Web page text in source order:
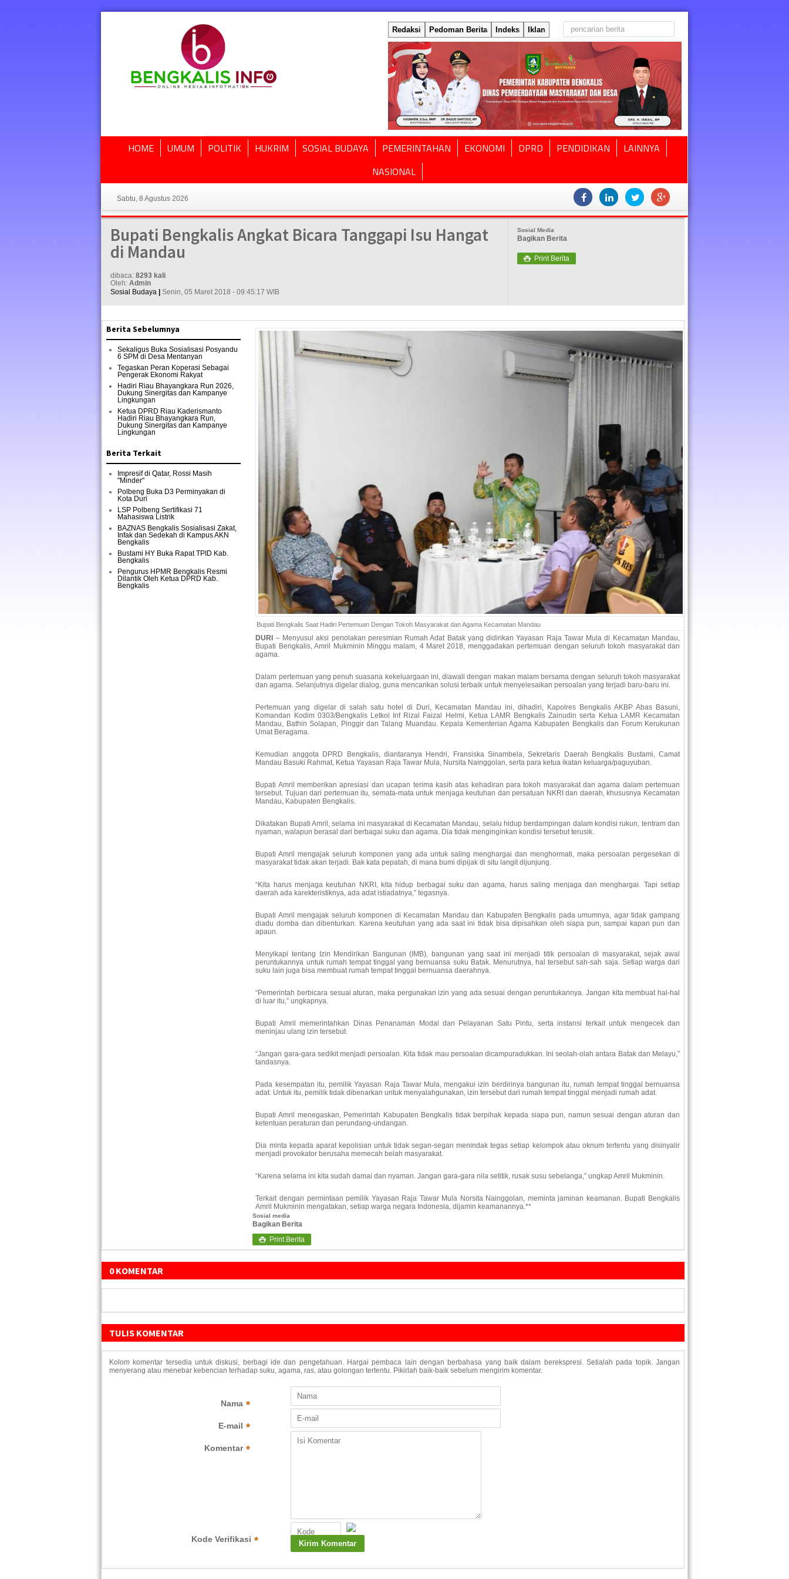
Redaksi Pedoman Berita Indeks Iklan
HOME UMUM POLITIK HUKRIM SOSIAL BUDAYA PEMERINTAHAN EKONOMI DPRD PENDIDIKAN
LAINNYA
NASIONAL
Sabtu, 8 Agustus 2026
Sosial Media
Bagikan Berita
 Print Berita
Bupati Bengkalis Angkat Bicara Tanggapi Isu Hangat
di Mandau
dibaca: 8293 kali
Oleh: Admin
Sosial Budaya
Senin, 05 Maret 2018 - 09:45:17 WIB
Berita Sebelumnya
Sekaligus Buka Sosialisasi Posyandu
6 SPM di Desa Mentanyan
Tegaskan Peran Koperasi Sebagai
Pengerak Ekonomi Rakyat
Hadiri Riau Bhayangkara Run 2026,
Dukung Sinergitas dan Kampanye
Lingkungan
Ketua DPRD Riau Kaderismanto
Hadiri Riau Bhayangkara Run,
Dukung Sinergitas dan Kampanye
Lingkungan
Berita Terkait
Impresif di Qatar, Rossi Masih
"Minder"
Polbeng Buka D3 Perminyakan di
Kota Duri
LSP Polbeng Sertifikasi 71
Mahasiswa Listrik
BAZNAS Bengkalis Sosialisasi Zakat,
Infak dan Sedekah di Kampus AKN
Bengkalis
Bustami HY Buka Rapat TPID Kab.
Bengkalis
Pengurus HPMR Bengkalis Resmi
Dilantik Oleh Ketua DPRD Kab.
Bengkalis
Bupati Bengkalis Saat Hadiri Pertemuan Dengan Tokoh Masyarakat dan Agama Kecamatan Mandau
DURI
– Menyusul aksi penolakan peresmian Rumah Adat Batak yang didirikan Yayasan Raja Tawar Mula di Kecamatan Mandau,
Bupati Bengkalis, Amril Mukminin Minggu malam, 4 Maret 2018, menggadakan pertemuan dengan seluruh tokoh masyarakat dan
agama.
Dalam pertemuan yang penuh suasana kekeluargaan ini, diawali dengan makan malam bersama dengan seluruh tokoh masyarakat
dan agama. Selanjutnya digelar dialog, guna mencarikan solusi terbaik untuk menyelesaikan persoalan yang terjadi baru-baru ini.
Pertemuan yang digelar di salah satu hotel di Duri, Kecamatan Mandau ini, dihadiri, Kapolres Bengkalis AKBP Abas Basuni,
Komandan Kodim 0303/Bengkalis Letkol Inf Rizal Faizal Helmi, Ketua LAMR Bengkalis Zainudin serta Ketua LAMR Kecamatan
Mandau, Bathin Solapan, Pinggir dan Talang Muandau. Kepala Kementerian Agama Kabupaten Bengkalis dan Forum Kerukunan
Umat Beragama.
Kemudian anggota DPRD Bengkalis, diantaranya Hendri, Fransiska Sinambela, Sekretaris Daerah Bengkalis Bustami, Camat
Mandau Basuki Rahmat, Ketua Yayasan Raja Tawar Mula, Nursita Nainggolan, serta para ketua ikatan keluarga/paguyuban.
Bupati Amril memberikan apresiasi dan ucapan terima kasih atas kehadiran para tokoh masyarakat dan agama dalam pertemuan
tersebut. Tujuan dari pertemuan itu, semata-mata untuk menjaga keutuhan dan persatuan NKRI dan daerah, khususnya Kecamatan
Mandau, Kabupaten Bengkalis.
Dikatakan Bupati Amril, selama ini masyarakat di Kecamatan Mandau, selalu hidup berdampingan dalam kondisi rukun, tentram dan
nyaman, walapun berasal dari berbagai suku dan agama. Dia tidak menginginkan kondisi tersebut terusik.
Bupati Amril mengajak seluruh komponen yang ada untuk saling menghargai dan menghormati, maka persoalan pergesekan di
masyarakat tidak akan terjadi. Bak kata pepatah, di mana bumi dipijak di situ langit dijunjung.
“Kita harus menjaga keutuhan NKRI, kita hidup berbagai suku dan agama, harus saling menjaga dan menghargai. Tapi setiap
daerah ada karekteristiknya, ada adat istiadatnya,” tegasnya.
Bupati Amril mengajak seluruh komponen di Kecamatan Mandau dan Kabupaten Bengkalis pada umumnya, agar tidak gampang
diadu domba dan dibenturkan. Karena keutuhan yang ada saat ini tidak bisa dipisahkan oleh siapa pun, sampai kapan pun dan
apaun.
Menyikapi tentang Izin Mendirikan Bangunan (IMB), bangunan yang saat ini menjadi titik persoalan di masyarakat, sejak awal
peruntukannya untuk rumah tempat tinggal yang bernuansa suku Batak. Menurutnya, hal tersebut sah-sah saja. Setiap warga dari
suku lain juga bisa membuat rumah tempat tinggal bernuansa daerahnya.
“Pemerintah berbicara sesuai aturan, maka pergunakan izin yang ada sesuai dengan peruntukannya. Jangan kita membuat hal-hal
di luar itu,” ungkapnya.
Bupati Amril memerintahkan Dinas Penanaman Modal dan Pelayanan Satu Pintu, serta instansi terkait untuk mengecek dan
meninjau ulang izin tersebut.
“Jangan gara-gara sedikit menjadi persoalan. Kita tidak mau persoalan dicampuradukkan. Ini seolah-olah antara Batak dan Melayu,”
tandasnya.
Pada kesempatan itu, pemilik Yayasan Raja Tawar Mula, mengakui izin berdirinya bangunan itu, rumah tempat tinggal bernuansa
adat. Untuk itu, pemilik tidak dibenarkan untuk menyalahgunakan, izin tersebut dari rumah tempat tinggal menjadi rumah adat.
Bupati Amril menegaskan, Pemerintah Kabupaten Bengkalis tidak berpihak kepada siapa pun, namun sesuai dengan aturan dan
ketentuan peraturan dan perundang-undangan.
Dia minta kepada aparat kepolisian untuk tidak segan-segan menindak tegas setiap kelompok atau oknum tertentu yang disinyalir
menjadi provokator berusaha memecah belah masyarakat.
“Karena selama ini kita sudah damai dan nyaman. Jangan gara-gara nila setitik, rusak susu sebelanga,” ungkap Amril Mukminin.
Terkait dengan permintaan pemilik Yayasan Raja Tawar Mula Norsita Nainggolan, meminta jaminan keamanan. Bupati Bengkalis
Amril Mukminin mengatakan, setiap warga negara Indonesia, dijamin keamanannya.**
Sosial media
Bagikan Berita
 Print Berita
0 KOMENTAR
TULIS KOMENTAR
Kolom komentar tersedia untuk diskusi, berbagi ide dan pengetahuan. Hargai pembaca lain dengan berbahasa yang baik dalam berekspresi. Setialah pada topik. Jangan
menyerang atau menebar kebencian terhadap suku, agama, ras, atau golongan tertentu. Pikirlah baik-baik sebelum mengirim komentar.
Nama *
E-mail *
Komentar *
Kode Verifikasi *